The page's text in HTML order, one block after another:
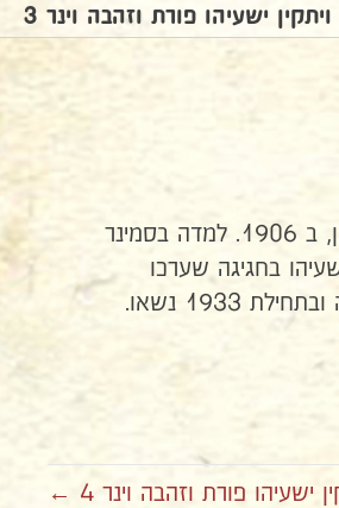
ישעיהו פורת וזהבה וינר 3
זהבה (גולדה) פורת לבית וינר נולדה בצ'חנוביץ, פולין, ב 1906. למדה בסמינר
ב 1932. הכירה את ישעיהו בחגיגה שערכו
חלוצי כפר ויתקין (רובם המכריע גברים) באותה שנה ובתחילת 1933 נשאו.
ישעיהו פורת וזהבה וינר 4 ←